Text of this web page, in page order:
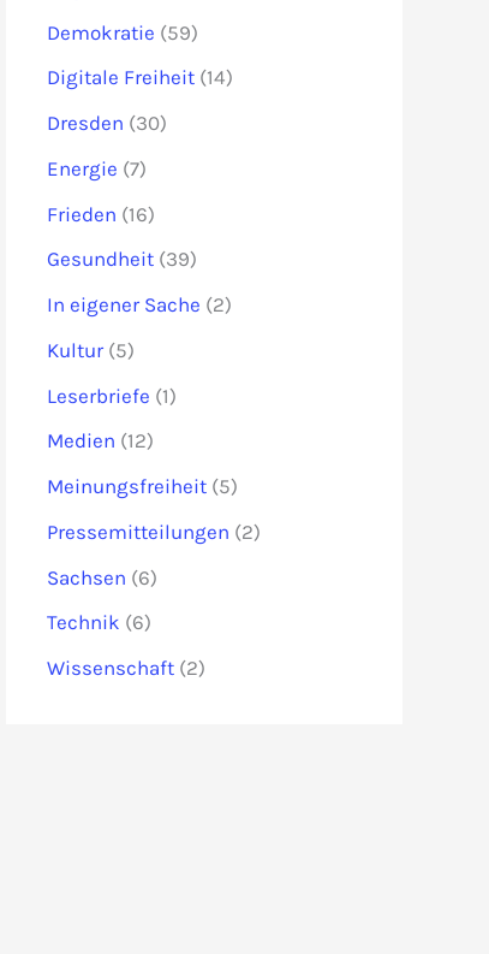
Demokratie (59)
Digitale Freiheit (14)
Dresden (30)
Energie (7)
Frieden (16)
Gesundheit (39)
In eigener Sache (2)
Kultur (5)
Leserbriefe (1)
Medien (12)
Meinungsfreiheit (5)
Pressemitteilungen (2)
Sachsen (6)
Technik (6)
Wissenschaft (2)